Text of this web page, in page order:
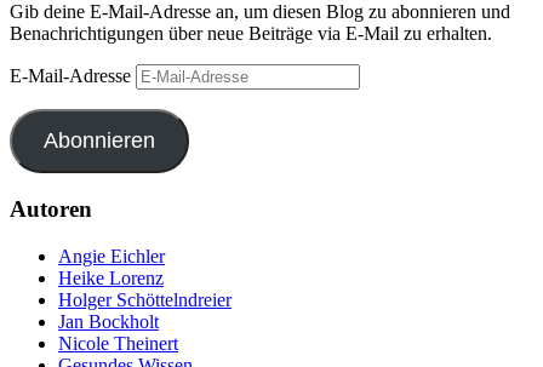
Gib deine E-Mail-Adresse an, um diesen Blog zu abonnieren und
Benachrichtigungen über neue Beiträge via E-Mail zu erhalten.
E-Mail-Adresse
Abonnieren
Autoren
Angie Eichler
Heike Lorenz
Holger Schöttelndreier
Jan Bockholt
Nicole Theinert